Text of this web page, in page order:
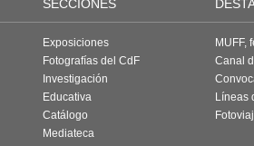
SECCIONES
Exposiciones
Fotografías del CdF
Investigación
Educativa
Catálogo
Mediateca
MUFF,
Canal
Líneas